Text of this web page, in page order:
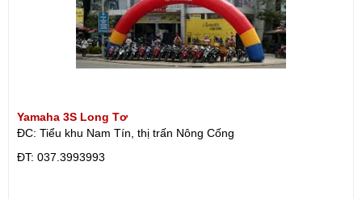
Yamaha 3S Long Tơ
ĐC: Tiểu khu Nam Tín, thị trấn Nông Cống
ÐT: 037.3993993